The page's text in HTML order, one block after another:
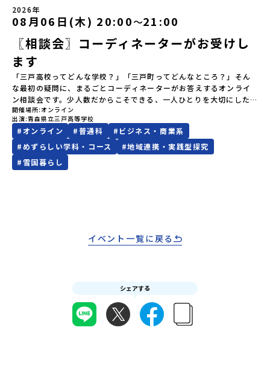
メールアドレスの変更をご希望の場合は下記の地域みらい留学公式
LINEよりご連絡をお願いします。※受信制限設定をしていると、通
知メールをお受け取りいただけません。その場合は、
「@miratabi.jp」からのメールを受信できるよう設定をお願いいた
します。※結果に関する個別のお問合せにはお答えしておりません
ので、ご了承ください。・お申し込みについてお申込はお一人様1回
限りです。PC・スマートフォンからお申込ください。申込後の内容
変更はできません。お申込時は、メールアドレスの入力間違いにご
注意ください。・宿泊について１室に複数(同性2～4名程度)で宿泊
いただく予定です。・食事アレルギー対応について個別の詳細なア
レルギー対応希望にはお応えしかねる場合がございます。対応が必
要な場合は必ず事前にご相談ください。・参加取消や急遽参加でき
なくなった場合について参加決定後の参加お取り消しはご遠慮下さ
い。やむを得ないお取り消しの場合はお早めに事務局までご連絡く
加またはプログラム開始後の解除：100％・催行中止について天候な
にてご連絡いたします。・よくあるご質問その他、よくあるご質問
についてはこちらをご確認ください。運営団体について＜プログラ
ム主催：一般財団法人地域・教育魅力化プラットフォーム＞「意志
ある若者にあふれる持続可能な地域・社会をつくる」というビジョ
ご視聴ください。🎬 [アーカイブ動画を視聴する]YouTube：
https://youtu.be/Yt8nd04aNgA?si=e5erbspvwz5O8_uF
【STEP 2】プログラム説明会〜「標津町」の内容をもっと知りした
い方へ〜全体説明を聞いたうえで、「プログラムで何をするの？」
「どんなまちなの？」という疑問にお答えする詳細配信です。2泊3
日のプログラムの中身をお伝えします。日時：6月10日(水) 19：
00〜20：00内容：どんなところ？プログラム詳細解説、質疑応答紹
介地域：鹿児島県出水市・出水工業高校/北海道標津町/岩手県八幡
平市/愛媛県鬼北町＊4つの地域のプログラムを1時間でぎゅっとお届
けします。お申し込み：https://c-mirai.jp/events/064069お気
軽にどうぞ！「はじめての一人旅だけど大丈夫？」「どんな体験が
できるの？」そんな保護者様の不安や、中学生のみなさんの素朴な
疑問にスタッフが直接お答えします。チャットでの質問も可能です
ので、ぜひご自宅からリラックスしてご参加ください。▼お申し込
み前に必ずご確認ください・参加規約への同意プログラムへの参加
た「当選確認フォーム」に３日以内に回答いただき、確認フォーム
の提出をもって参加確定とさせていただきます。当選確認フォーム
合は下記の地域みらい留学公式LINEよりご連絡をお願いします。※
受信制限設定をしていると、通知メールをお受け取りいただけませ
ん。その場合は、「@miratabi.jp」からのメールを受信できるよう
設定をお願いいたします。※結果に関する個別のお問合せにはお答
2026年
08月06日(木) 20:00〜21:00
〖相談会〗コーディネーターがお受けし
ます
「三戸高校ってどんな学校？」「三戸町ってどんなところ？」そん
な最初の疑問に、まるごとコーディネーターがお答えするオンライ
ン相談会です。少人数だからこそできる、一人ひとりを大切にした
学び。地域の人と関わりながら、自分のやりたいことに挑戦してい
ける環境。そして、学校のことだけでなく、町の雰囲気や人のあた
たかさまで伝わるのが三戸高校の魅力です。はじめて地域みらい留
学を知った方にもわかりやすく、学校の特色、学び、暮らし、地域
との関わり方をまとめてご紹介します。「まずは全体を知りたい」
という中学生・保護者の方におすすめです。※各回定員は3組までで
４３℡ 0179-20-1157(代表)✉
shuko.murata0109@gmail.comURL
開催場所 オンライン
出演 青森県立三戸高等学校
#オンライン #普通科 # ビジネス・商業系
#めずらしい学科・コース #地域連携・実践型探究
#雪国暮らし
イベント一覧に戻る
シェアする